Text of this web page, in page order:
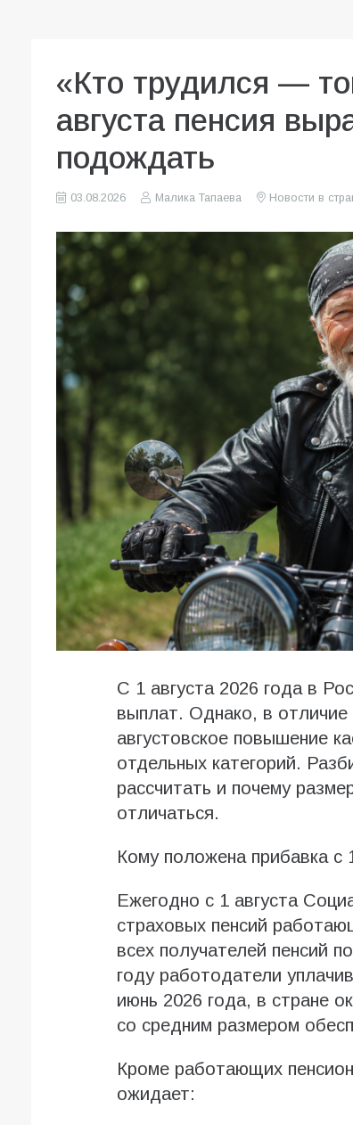
«Кто трудился —
августа пенсия
подождать
03.08.2026 Малика Тапаева Новости в
С 1 августа 2026 года в
выплат. Однако, в отличие
августовское повышение
отдельных категорий.
рассчитать и почему
отличаться.
Кому положена прибавка с
Ежегодно с 1 августа
страховых пенсий
всех получателей пенсий
году работодатели
июнь 2026 года, в стране
со средним размером
Кроме работающих
ожидает: